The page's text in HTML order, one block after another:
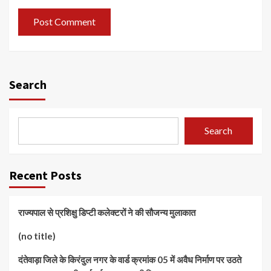
Search
Search
Recent Posts
राज्यपाल से प्रशिक्षु डिप्टी कलेक्टरों ने की सौजन्य मुलाकात
(no title)
दंतेवाड़ा जिले के किरंदुल नगर के वार्ड क्रमांक 05 में अवैध निर्माण पर उठते